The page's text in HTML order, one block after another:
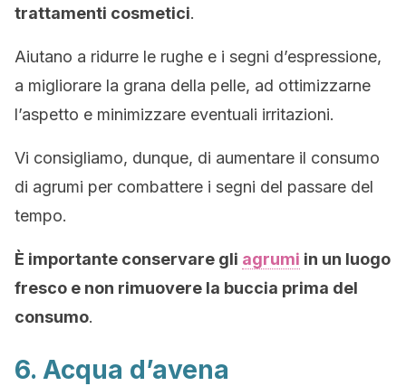
trattamenti cosmetici.
Aiutano a ridurre le rughe e i segni d’espressione,
a migliorare la grana della pelle, ad ottimizzarne
l’aspetto e minimizzare eventuali irritazioni.
Vi consigliamo, dunque, di aumentare il consumo
di agrumi per combattere i segni del passare del
tempo.
È importante conservare gli agrumi in un luogo
fresco e non rimuovere la buccia prima del
consumo.
6. Acqua d’avena